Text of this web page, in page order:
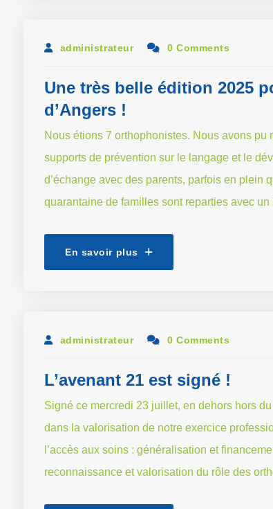
administrateur 0 Comments
Une très belle édition 2025
d’Angers !
Nous étions 7 orthophonistes. Nous avons
supports de prévention sur le langage et le
d’échange avec des parents, parfois en
quarantaine de familles sont reparties avec un
En savoir plus
administrateur 0 Comments
L’avenant 21 est signé !
Signé ce mercredi 23 juillet, en dehors hors
dans la valorisation de notre exercice
l’accès aux soins : généralisation et
reconnaissance et valorisation du rôle des